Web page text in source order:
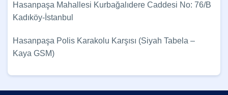
Hasanpaşa Mahallesi Kurbağalıdere Caddesi No: 76/B
Kadıköy-İstanbul
Hasanpaşa Polis Karakolu Karşısı (Siyah Tabela –
Kaya GSM)